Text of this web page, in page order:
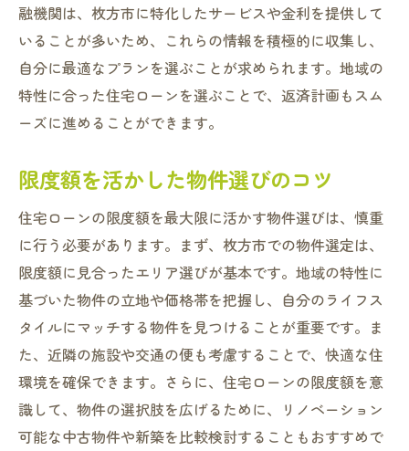
ローンの選択肢を広げる方法
借入限度額を効果的に利用する
ローン返済におけるリスク管理
夢の実現に向けたステップバイステップガ
イド
まい計画
安心できる住まいを手に入れるための計画
将来を見据えたローンの選択肢
家族のライフスタイルに合った住まいの選
び方
金融機関との信頼関係を築く方法
住宅ローンを利用した資産形成
安心のためのリスクヘッジ策
枚方市での住宅ローンを賢く選ぶためのステッ
融機関は、枚方市に特化したサービスや金利を提供して
いることが多いため、これらの情報を積極的に収集し、
自分に最適なプランを選ぶことが求められます。地域の
特性に合った住宅ローンを選ぶことで、返済計画もスム
ーズに進めることができます。
限度額を活かした物件選びのコツ
住宅ローンの限度額を最大限に活かす物件選びは、慎重
に行う必要があります。まず、枚方市での物件選定は、
限度額に見合ったエリア選びが基本です。地域の特性に
基づいた物件の立地や価格帯を把握し、自分のライフス
タイルにマッチする物件を見つけることが重要です。ま
た、近隣の施設や交通の便も考慮することで、快適な住
環境を確保できます。さらに、住宅ローンの限度額を意
識して、物件の選択肢を広げるために、リノベーション
可能な中古物件や新築を比較検討することもおすすめで